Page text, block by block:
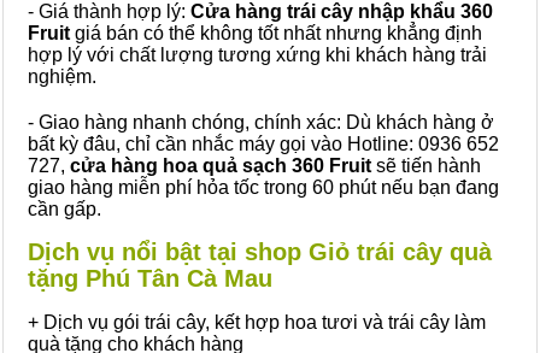
- Giá thành hợp lý: Cửa hàng trái cây nhập khẩu 360
Fruit giá bán có thể không tốt nhất nhưng khẳng định
hợp lý với chất lượng tương xứng khi khách hàng trải
nghiệm.
- Giao hàng nhanh chóng, chính xác: Dù khách hàng ở
bất kỳ đâu, chỉ cần nhắc máy gọi vào Hotline: 0936 652
727, cửa hàng hoa quả sạch 360 Fruit sẽ tiến hành
giao hàng miễn phí hỏa tốc trong 60 phút nếu bạn đang
cần gấp.
Dịch vụ nổi bật tại shop Giỏ trái cây quà
tặng Phú Tân Cà Mau
+ Dịch vụ gói trái cây, kết hợp hoa tươi và trái cây làm
quà tặng cho khách hàng